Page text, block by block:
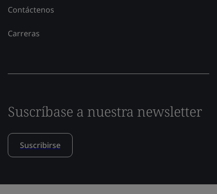
Contáctenos
Carreras
Suscríbase a nuestra newsletter
Suscribirse